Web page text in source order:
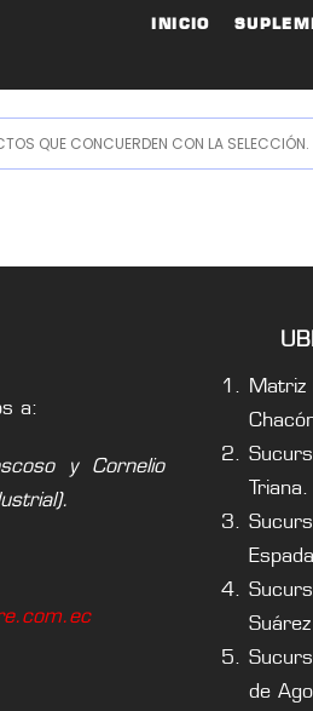
INICIO
QUE CONCUERDEN CON LA SELECCIÓN.
a:
y Cornelio
Matriz
Triana.
de